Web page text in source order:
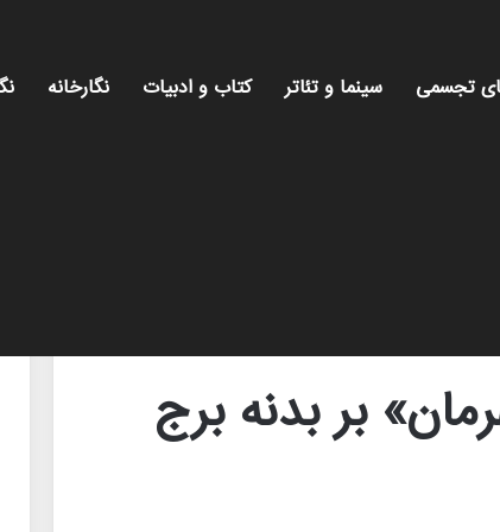
تجسمی سینما و تئاتر کتاب و ادبیات نگارخانه
بر بدنه برج